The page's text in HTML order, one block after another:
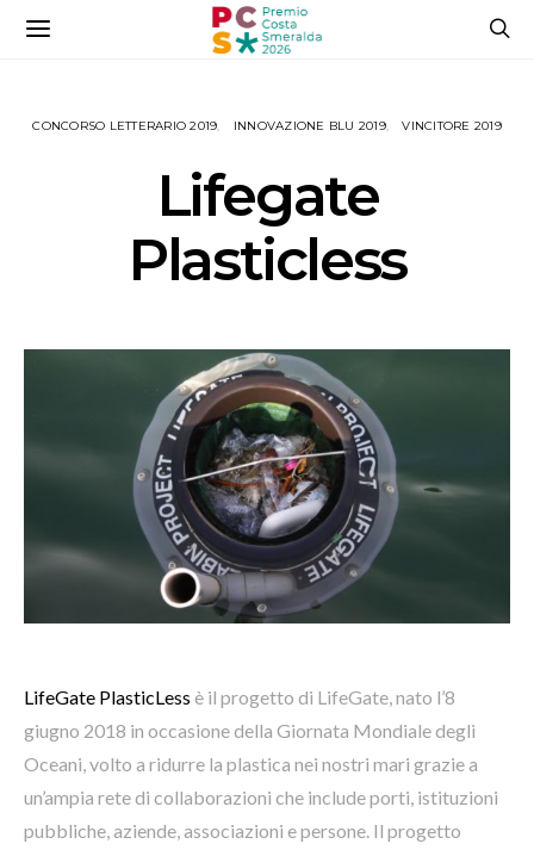
CONCORSO LETTERARIO 2019 INNOVAZIONE BLU 2019 VINCITORE 2019
Lifegate
Plasticless
LifeGate PlasticLess è il progetto di LifeGate, nato l’8
giugno 2018 in occasione della Giornata Mondiale degli
Oceani, volto a ridurre la plastica nei nostri mari grazie a
un’ampia rete di collaborazioni che include porti, istituzioni
pubbliche, aziende, associazioni e persone. Il progetto